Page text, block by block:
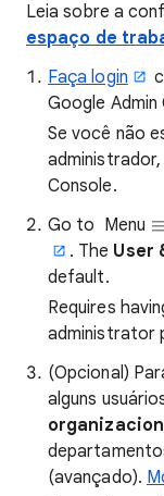
Leia sobre a
espaço de
Faça login
Google Admin
Se você não
Console.
Go to Menu
. The User
default.
Requires
administrator
(Opcional)
alguns
(avançado).